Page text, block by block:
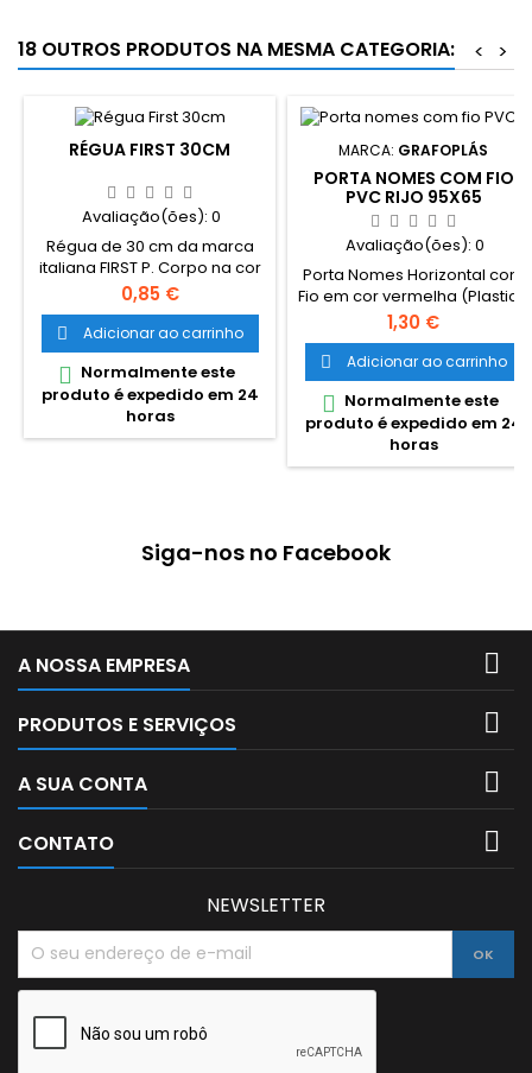
18 OUTROS PRODUTOS NA MESMA CATEGORIA: >
<
RÉGUA FIRST 30CM
Avaliação(ões): 0
Régua de 30 cm da marca
italiana FIRST P. Corpo na cor
violeta fumado clássico.
Gravação e impressão
digital de grande qualidade.
Escala de alta precisão.
Bolsa individual fechada de
pendurar em polietileno.
Cantos arredondados.
Preço
0,85 €
 Adicionar ao carrinho
 Normalmente este
produto é expedido em 24
horas
MARCA: GRAFOPLÁS
PORTA NOMES COM FIO
PVC RIJO 95X65
Avaliação(ões): 0
Porta Nomes Horizontal com
Fio em cor vermelha (Plastico
Rijo)95x65mm Identificador
de plástico rijo, com fio preto
para pendurar ao pescoço.
Identificador para colocar ao
pescoço em polipropileno
transparente. Ideal para
identificação de
colaboradores em
eventos. Fita vermelha...
Preço
1,30 €
 Adicionar ao carrinho
 Normalmente este
produto é expedido em 24
horas
Siga-nos no Facebook
A NOSSA EMPRESA 
PRODUTOS E SERVIÇOS 
A SUA CONTA 
CONTATO 
NEWSLETTER